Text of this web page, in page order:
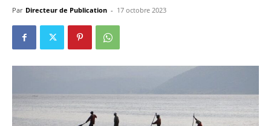
Par Directeur de Publication - 17 octobre 2023